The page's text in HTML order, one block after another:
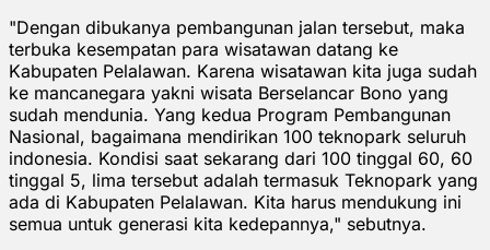
"Dengan dibukanya pembangunan jalan tersebut, maka
terbuka kesempatan para wisatawan datang ke
Kabupaten Pelalawan. Karena wisatawan kita juga sudah
ke mancanegara yakni wisata Berselancar Bono yang
sudah mendunia. Yang kedua Program Pembangunan
Nasional, bagaimana mendirikan 100 teknopark seluruh
indonesia. Kondisi saat sekarang dari 100 tinggal 60, 60
tinggal 5, lima tersebut adalah termasuk Teknopark yang
ada di Kabupaten Pelalawan. Kita harus mendukung ini
semua untuk generasi kita kedepannya," sebutnya.